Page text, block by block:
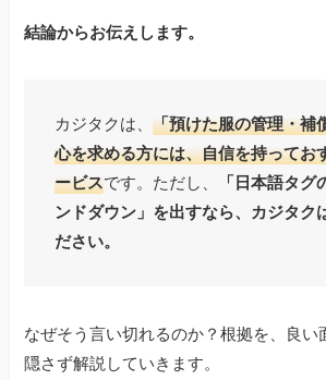
結論からお伝えします。
カジタクは、 「預けた服の管理・補
心を求める方には、自信を持ってお
ービスです。ただし、
「日本語タグ
ンドダウン」を出すなら、カジタク
ださい。
なぜそう言い切れるのか？根拠を、良い
隠さず解説していきます。